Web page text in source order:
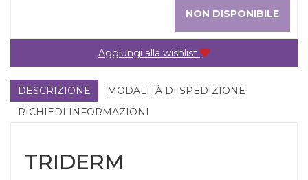
NON DISPONIBILE
Aggiungi alla wishlist
DESCRIZIONE
MODALITÀ DI SPEDIZIONE
RICHIEDI INFORMAZIONI
TRIDERM